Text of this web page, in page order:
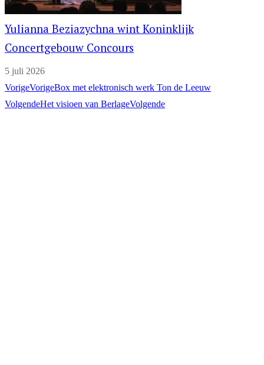
Yulianna Beziazychna wint Koninklijk
Concertgebouw Concours
5 juli 2026
VorigeVorigeBox met elektronisch werk Ton de Leeuw
VolgendeHet visioen van BerlageVolgende